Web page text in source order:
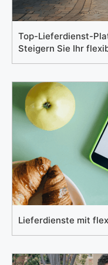
Top-Lieferdienst-
Steigern Sie Ihr
Lieferdienste mit